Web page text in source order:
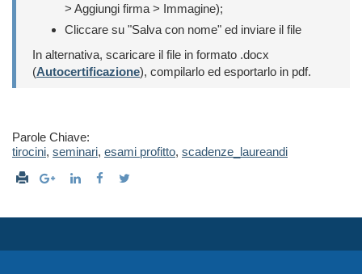
> Aggiungi firma > Immagine);
Cliccare su "Salva con nome" ed inviare il file
In alternativa, scaricare il file in formato .docx
(Autocertificazione), compilarlo ed esportarlo in pdf.
Parole Chiave:
tirocini, seminari, esami profitto, scadenze_laureandi